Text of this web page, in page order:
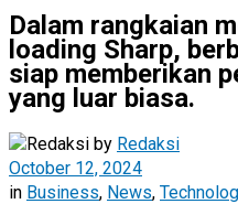
Dalam rangkaian
loading Sharp,
siap memberikan
yang luar biasa.
by Redaksi
October 12, 2024
in Business, News,